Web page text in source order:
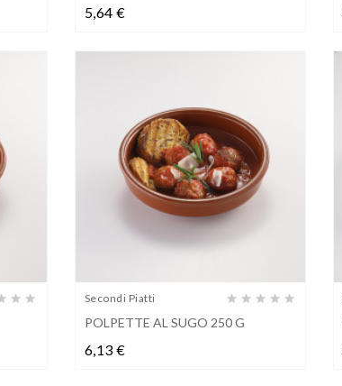
5,64 €Prezzo
Secondi Piatti
POLPETTE AL SUGO 250 G
6,13 €Prezzo